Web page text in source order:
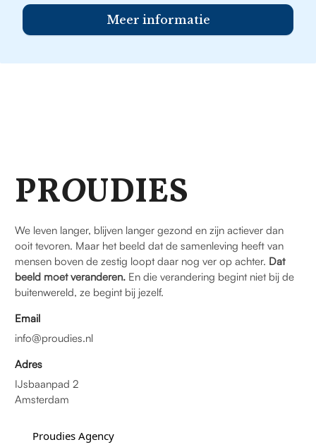
Meer informatie
PROUDIES
We leven langer, blijven langer gezond en zijn actiever dan
ooit tevoren. Maar het beeld dat de samenleving heeft van
mensen boven de zestig loopt daar nog ver op achter. Dat
beeld moet veranderen. En die verandering begint niet bij de
buitenwereld, ze begint bij jezelf.
Email
info@proudies.nl
Adres
IJsbaanpad 2
Amsterdam
Proudies Agency